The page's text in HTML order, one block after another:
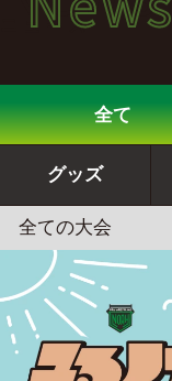
ス
|
プ
ロ
レ
ス
ニュース
全て
グッズ